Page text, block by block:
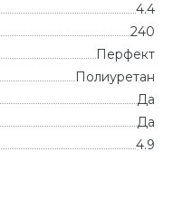
4.4
240
Перфект
Полиуретан
Да
Да
4.9